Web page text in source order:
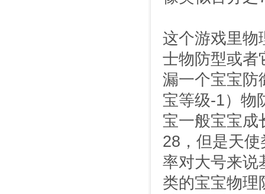
这个游戏里物
士物防型或者
漏一个宝宝防
宝等级-1）物
宝一般宝宝成
28，但是天
率对大号来说
类的宝宝物理